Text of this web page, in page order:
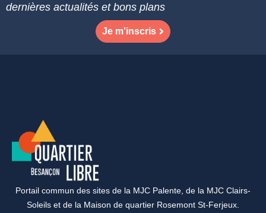
dernières actualités et bons plans
Je m'inscris
Portail commun des sites de la MJC Palente, de la MJC Clairs-
Soleils et de la Maison de quartier Rosemont St-Ferjeux.